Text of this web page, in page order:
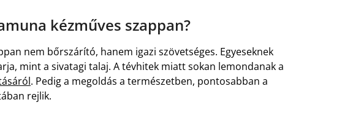
kézműves szappan?
nem bőrszárító, hanem igazi szövetséges. Egyeseknek
mint a sivatagi talaj. A tévhitek miatt sokan lemondanak a
. Pedig a megoldás a természetben, pontosabban a
rejlik.